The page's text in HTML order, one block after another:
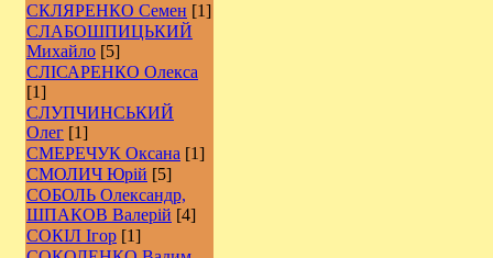
СКЛЯРЕНКО Семен [1]
СЛАБОШПИЦЬКИЙ
Михайло [5]
СЛІСАРЕНКО Олекса
[1]
СЛУПЧИНСЬКИЙ
Олег [1]
СМЕРЕЧУК Оксана [1]
СМОЛИЧ Юрій [5]
СОБОЛЬ Олександр,
ШПАКОВ Валерій [4]
СОКІЛ Ігор [1]